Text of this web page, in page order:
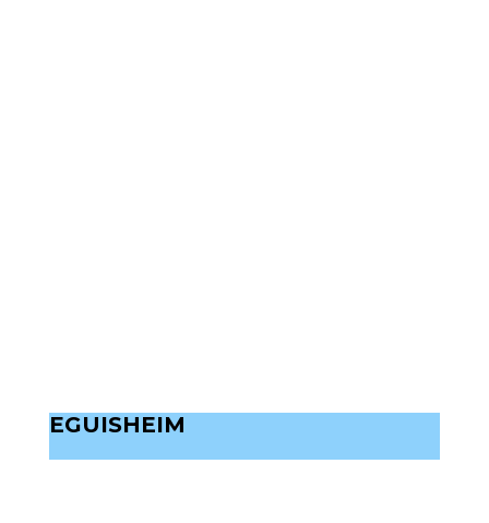
EGUISHEIM